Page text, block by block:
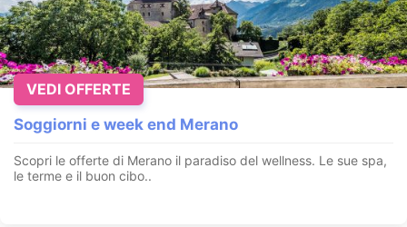
Soggiorni e week end Merano
Scopri le offerte di Merano il paradiso del wellness. Le sue spa,
le terme e il buon cibo..
VEDI OFFERTE